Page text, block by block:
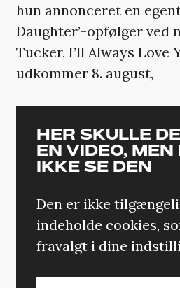
hun annonceret en
Daughter’-opfølger ved
Tucker, I’ll Always Love
udkommer 8. august,
HER SKULLE
EN VIDEO, MEN
IKKE SE DEN
Den er ikke
indeholde cookies,
fravalgt i dine